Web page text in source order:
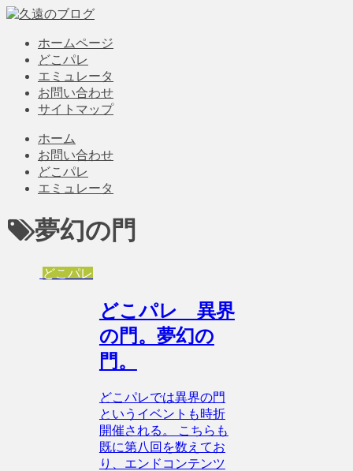
ホームページ
どこパレ
エミュレータ
お問い合わせ
サイトマップ
ホーム
お問い合わせ
どこパレ
エミュレータ
夢幻の門
どこパレ
どこパレ 異界
の門。夢幻の
門。
どこパレでは異界の門
というイベントも時折
開催される。 こちらも
既に第八回を数えてお
り、エンドコンテンツ